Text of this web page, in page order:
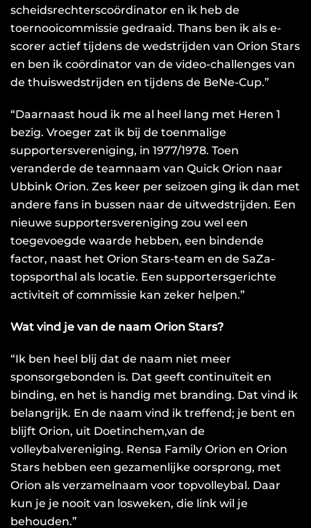
scheidsrechterscoördinator en ik heb de
toernooicommissie gedraaid. Thans ben ik als e-
scorer actief tijdens de wedstrijden van Orion Stars
en ben ik coördinator van de video-challenges van
de thuiswedstrijden en tijdens de BeNe-Cup.”
“Daarnaast houd ik me al heel lang met Heren 1
bezig. Vroeger zat ik bij de toenmalige
supportersvereniging, in 1977/1978. Toen
veranderde de teamnaam van Quick Orion naar
Ubbink Orion. Zes keer per seizoen ging ik dan met
andere fans in bussen naar de uitwedstrijden. Een
nieuwe supportersvereniging zou wel een
toegevoegde waarde hebben, een bindende
factor, naast het Orion Stars-team en de SaZa-
topsporthal als locatie. Een supportersgerichte
activiteit of commissie kan zeker helpen.”
Wat vind je van de naam Orion Stars?
“Ik ben heel blij dat de naam niet meer
sponsorgebonden is. Dat geeft continuïteit en
binding, en het is handig met branding. Dat vind ik
belangrijk. En de naam vind ik treffend; je bent en
blijft Orion, uit Doetinchem,van de
volleybalvereniging. Rensa Family Orion en Orion
Stars hebben een gezamenlijke oorsprong, met
Orion als verzamelnaam voor topvolleybal. Daar
kun je je nooit van losweken, die link wil je
behouden.”